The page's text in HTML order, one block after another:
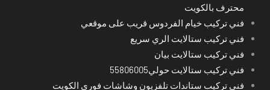
محترف بالكويت
فني تركيب خيام الفردوس قريب على موقعي
فني تركيب ستالايت الري سريع
فني تركيب ستالايت بيان
فني تركيب ستالايت حولي55806005
فني تركيب ستاندات تلفزيون وشاشات فوري الكويت